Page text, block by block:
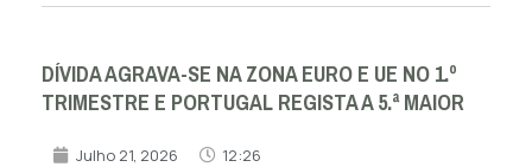
DÍVIDA AGRAVA-SE NA ZONA EURO E UE NO 1.º
TRIMESTRE E PORTUGAL REGISTA A 5.ª MAIOR
Julho 21, 2026 12:26